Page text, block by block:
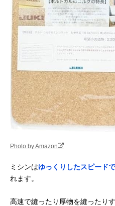
Photo by Amazon
ミシンはゆっくりしたスピード
れます。
高速で縫ったり厚物を縫ったり